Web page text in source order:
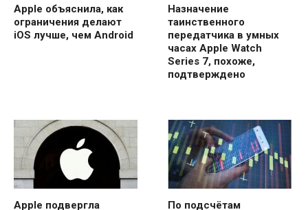
Apple объяснила, как
ограничения делают
iOS лучше, чем Android
Назначение
таинственного
передатчика в умных
часах Apple Watch
Series 7, похоже,
подтверждено
Apple подвергла
По подсчётам